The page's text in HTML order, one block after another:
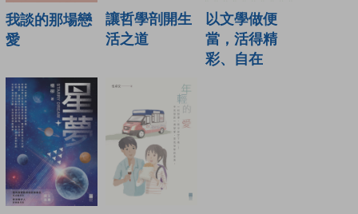
我談的那場戀
愛
讓哲學剖開生
活之道
以文學做便
當，活得精
彩、自在